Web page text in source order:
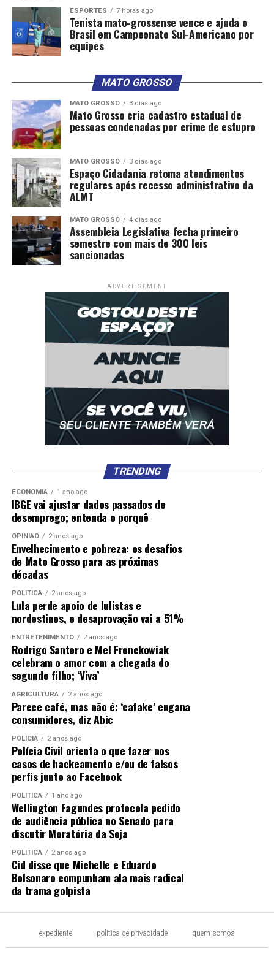
ESPORTES 7 horas ago
Tenista mato-grossense vence e ajuda o
Brasil em Campeonato Sul-Americano por
equipes
MATO GROSSO
MATO GROSSO 3 dias ago
Mato Grosso cria cadastro estadual de
pessoas condenadas por crime de estupro
MATO GROSSO 3 dias ago
Espaço Cidadania retoma atendimentos
regulares após recesso administrativo da
ALMT
MATO GROSSO 4 dias ago
Assembleia Legislativa fecha primeiro
semestre com mais de 300 leis
sancionadas
ADVERTISEMENT
TRENDING
ECONOMIA 1 ano ago
IBGE vai ajustar dados passados de
desemprego; entenda o porquê
OPINIÃO 2 anos ago
Envelhecimento e pobreza: os desafios
de Mato Grosso para as próximas
décadas
POLÍTICA 2 anos ago
Lula perde apoio de lulistas e
nordestinos, e desaprovação vai a 51%
ENTRETENIMENTO 2 anos ago
Rodrigo Santoro e Mel Fronckowiak
celebram o amor com a chegada do
segundo filho; ‘Viva’
AGRICULTURA 2 anos ago
Parece café, mas não é: ‘cafake’ engana
consumidores, diz Abic
POLÍCIA 2 anos ago
Polícia Civil orienta o que fazer nos
casos de hackeamento e/ou de falsos
perfis junto ao Facebook
POLÍTICA 1 ano ago
Wellington Fagundes protocola pedido
de audiência pública no Senado para
discutir Moratória da Soja
POLÍTICA 2 anos ago
Cid disse que Michelle e Eduardo
Bolsonaro compunham ala mais radical
da trama golpista
expediente política de privacidade quem somos